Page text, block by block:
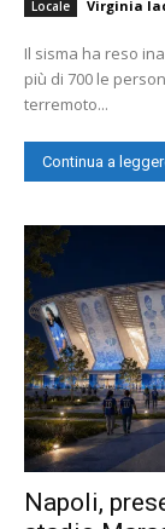
Locale Virginia
Il sisma ha reso
più di 700 le
terremoto...
Continua a
Napoli,